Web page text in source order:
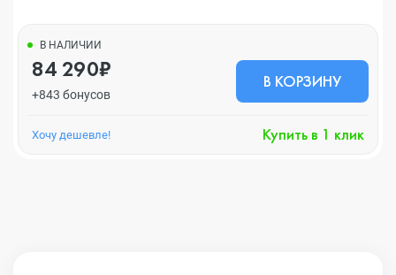
В НАЛИЧИИ
84 290₽
+843 бонусов
В КОРЗИНУ
Хочу дешевле! Купить в 1 клик